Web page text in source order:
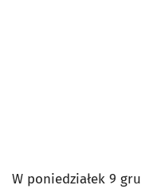
W poniedziałek 9